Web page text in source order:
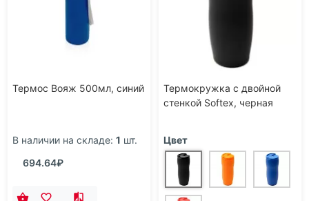
Термос Вояж 500мл, синий
В наличии на складе: 1 шт.
694.64₽
Термокружка с двойной
стенкой Softex, черная
Цвет